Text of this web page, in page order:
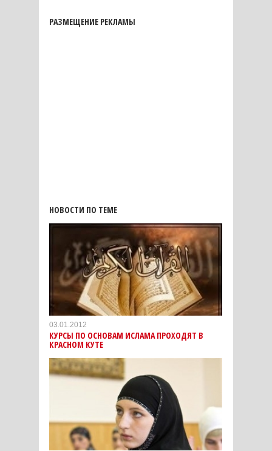
РАЗМЕЩЕНИЕ РЕКЛАМЫ
НОВОСТИ ПО ТЕМЕ
03.01.2012
КУРСЫ ПО ОСНОВАМ ИСЛАМА ПРОХОДЯТ В
КРАСНОМ КУТЕ